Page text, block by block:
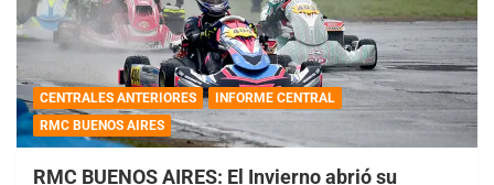
CENTRALES ANTERIORES
INFORME CENTRAL
RMC BUENOS AIRES
RMC BUENOS AIRES: El Invierno abrió su